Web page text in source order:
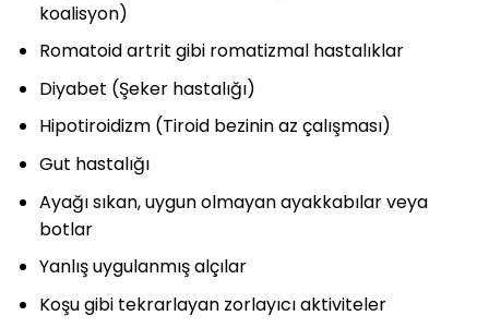
koalisyon)
Romatoid artrit gibi romatizmal hastalıklar
Diyabet (Şeker hastalığı)
Hipotiroidizm (Tiroid bezinin az çalışması)
Gut hastalığı
Ayağı sıkan, uygun olmayan ayakkabılar veya
botlar
Yanlış uygulanmış alçılar
Koşu gibi tekrarlayan zorlayıcı aktiviteler